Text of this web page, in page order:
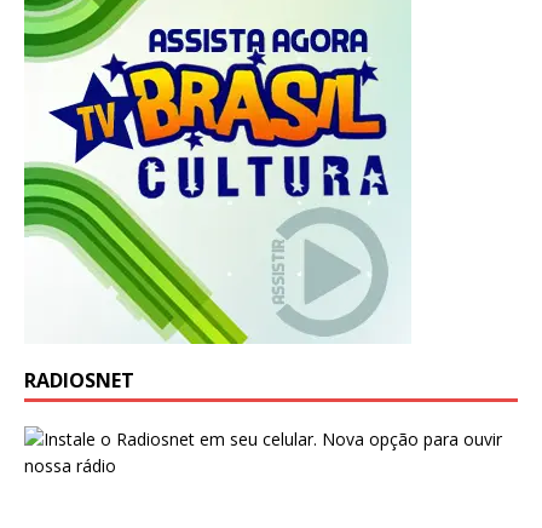
RADIOSNET